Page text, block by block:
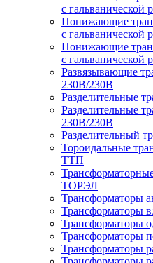
с гальванической
Понижающие
с гальванической
Понижающие
с гальванической
Развязывающие
230В/230В
Разделительные
Разделительные
230В/230В
Разделительный
Тороидальные
ТТП
ТОРЭЛ
Трансформаторы
Трансформаторы
Трансформаторы
Трансформаторы
Трансформаторы